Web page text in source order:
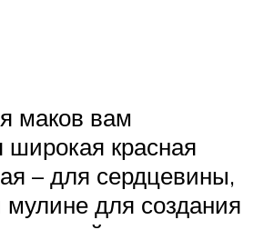
маков вам
широкая красная
– для сердцевины,
для создания